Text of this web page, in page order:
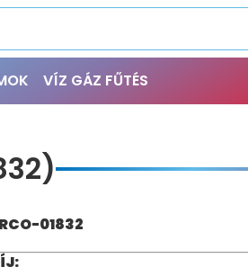
VÍZ GÁZ FŰTÉS
01832